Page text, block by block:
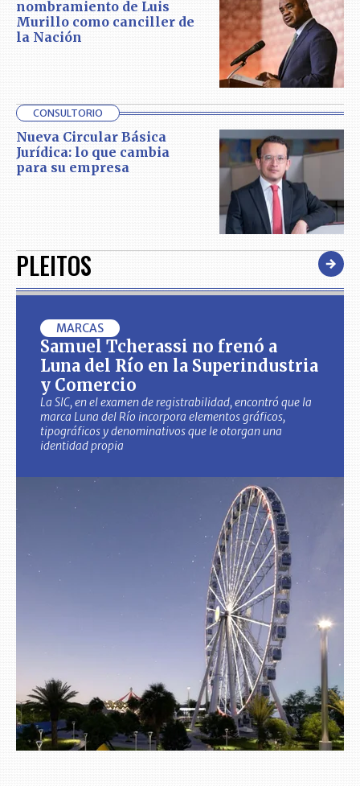
nombramiento de Luis
Murillo como canciller de
la Nación
CONSULTORIO
Nueva Circular Básica
Jurídica: lo que cambia
para su empresa
PLEITOS
MARCAS
Samuel Tcherassi no frenó a
Luna del Río en la Superindustria
y Comercio
La SIC, en el examen de registrabilidad, encontró que la
marca Luna del Río incorpora elementos gráficos,
tipográficos y denominativos que le otorgan una
identidad propia